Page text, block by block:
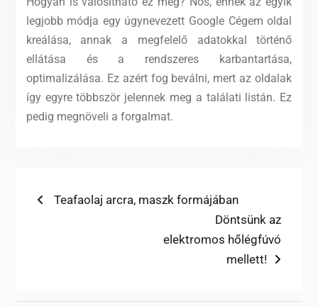
legjobb módja egy úgynevezett Google Cégem oldal
kreálása, annak a megfelelő adatokkal történő
ellátása és a rendszeres karbantartása,
optimalizálása. Ez azért fog beválni, mert az oldalak
így egyre többször jelennek meg a találati listán. Ez
pedig megnöveli a forgalmat.
Bejegyzés
Previous
Teafaolaj arcra, maszk formájában
Next
post:
Döntsünk az
elektromos hőlégfúvó
mellett!